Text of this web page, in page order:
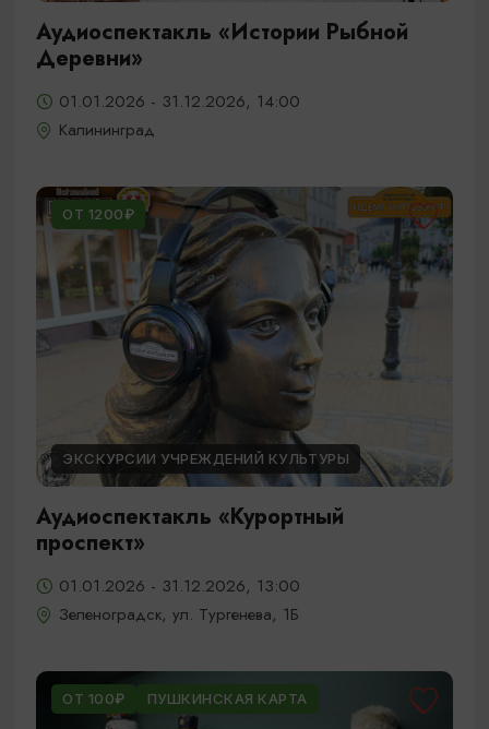
Аудиоспектакль «Истории Рыбной
Деревни»
01.01.2026 - 31.12.2026, 14:00
Калининград
ОТ 1200₽
ЭКСКУРСИИ УЧРЕЖДЕНИЙ КУЛЬТУРЫ
Аудиоспектакль «Курортный
проспект»
01.01.2026 - 31.12.2026, 13:00
Зеленоградск, ул. Тургенева, 1Б
ОТ 100₽ ПУШКИНСКАЯ КАРТА